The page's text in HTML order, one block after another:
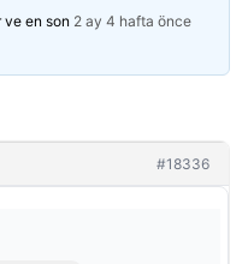
ve en son 2 ay 4 hafta önce
#18336